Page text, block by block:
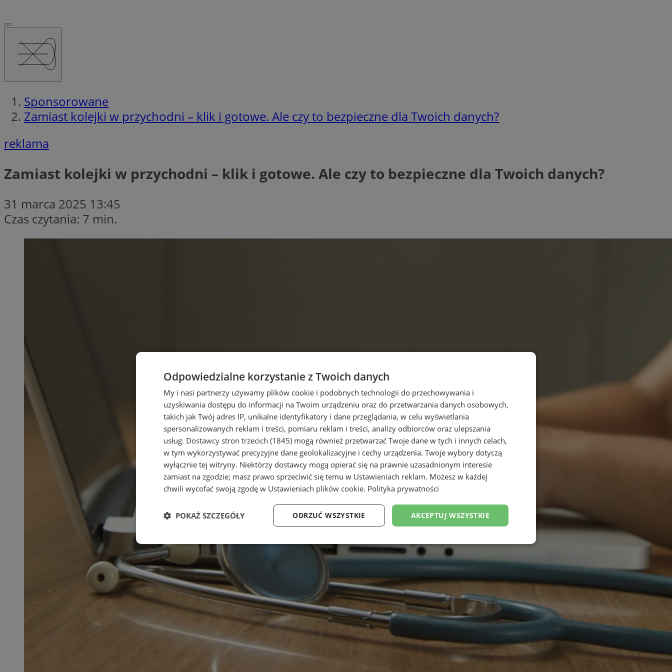
Sponsorowane
Zamiast kolejki w przychodni – klik i gotowe. Ale czy to bezpieczne dla Twoich danych?
reklama
Zamiast kolejki w przychodni – klik i gotowe. Ale czy to bezpieczne dla Twoich danych?
31 marca 2025 13:45
Czas czytania: 7 min.
Odpowiedzialne korzystanie z Twoich danych
My i nasi partnerzy używamy plików cookie i podobnych technologii do przechowywania i
uzyskiwania dostępu do informacji na Twoim urządzeniu oraz do przetwarzania danych osobowych,
takich jak Twój adres IP, unikalne identyfikatory i dane przeglądania, w celu wyświetlania
spersonalizowanych reklam i treści, pomiaru reklam i treści, analizy odbiorców oraz ulepszania
usług. Dostawcy stron trzecich (1845) mogą również przetwarzać Twoje dane w tych i innych celach,
w tym wykorzystywać precyzyjne dane geolokalizacyjne i cechy urządzenia. Twoje wybory dotyczą
wyłącznie tej witryny. Niektórzy dostawcy mogą opierać się na prawnie uzasadnionym interesie
zamiast na zgodzie; masz prawo sprzeciwić się temu w Ustawieniach reklam. Możesz w każdej
chwili wycofać swoją zgodę w Ustawieniach plików cookie. Polityka prywatności
AKCEPTUJ WSZYSTKIE
ODRZUĆ WSZYSTKIE
POKAŻ SZCZEGÓŁY
Niezbędne Wydajność Targetowanie Funkcjonalność Niesklasyfikowane
Niezbędne Wydajność Targetowanie Funkcjonalność Niesklasyfikowane
Niezbędne pliki cookie umożliwiają korzystanie z podstawowych funkcji strony internetowej, takich jak logowanie użytkownika i
zarządzanie kontem. Bez niezbędnych plików cookie nie można prawidłowo korzystać ze strony internetowej.